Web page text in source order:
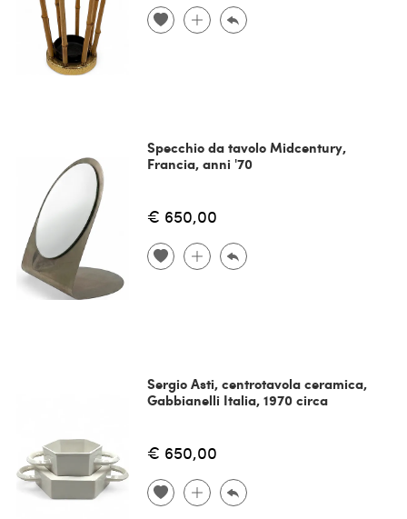
Specchio da tavolo Midcentury,
Francia, anni '70
€ 650,00
Sergio Asti, centrotavola ceramica,
Gabbianelli Italia, 1970 circa
€ 650,00